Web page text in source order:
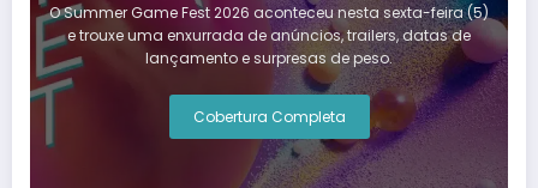
O Summer Game Fest 2026 aconteceu nesta sexta-feira (5)
e trouxe uma enxurrada de anúncios, trailers, datas de
lançamento e surpresas de peso.
Cobertura Completa